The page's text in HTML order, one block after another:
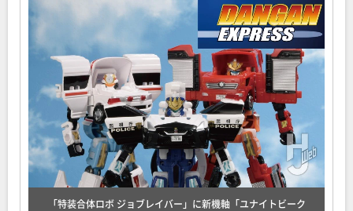
「特装合体ロボ ジョブレイバー」に新機軸「ユナイトビーク